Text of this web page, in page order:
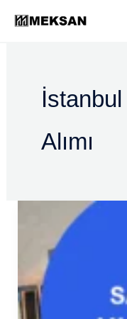
atla
Alımı